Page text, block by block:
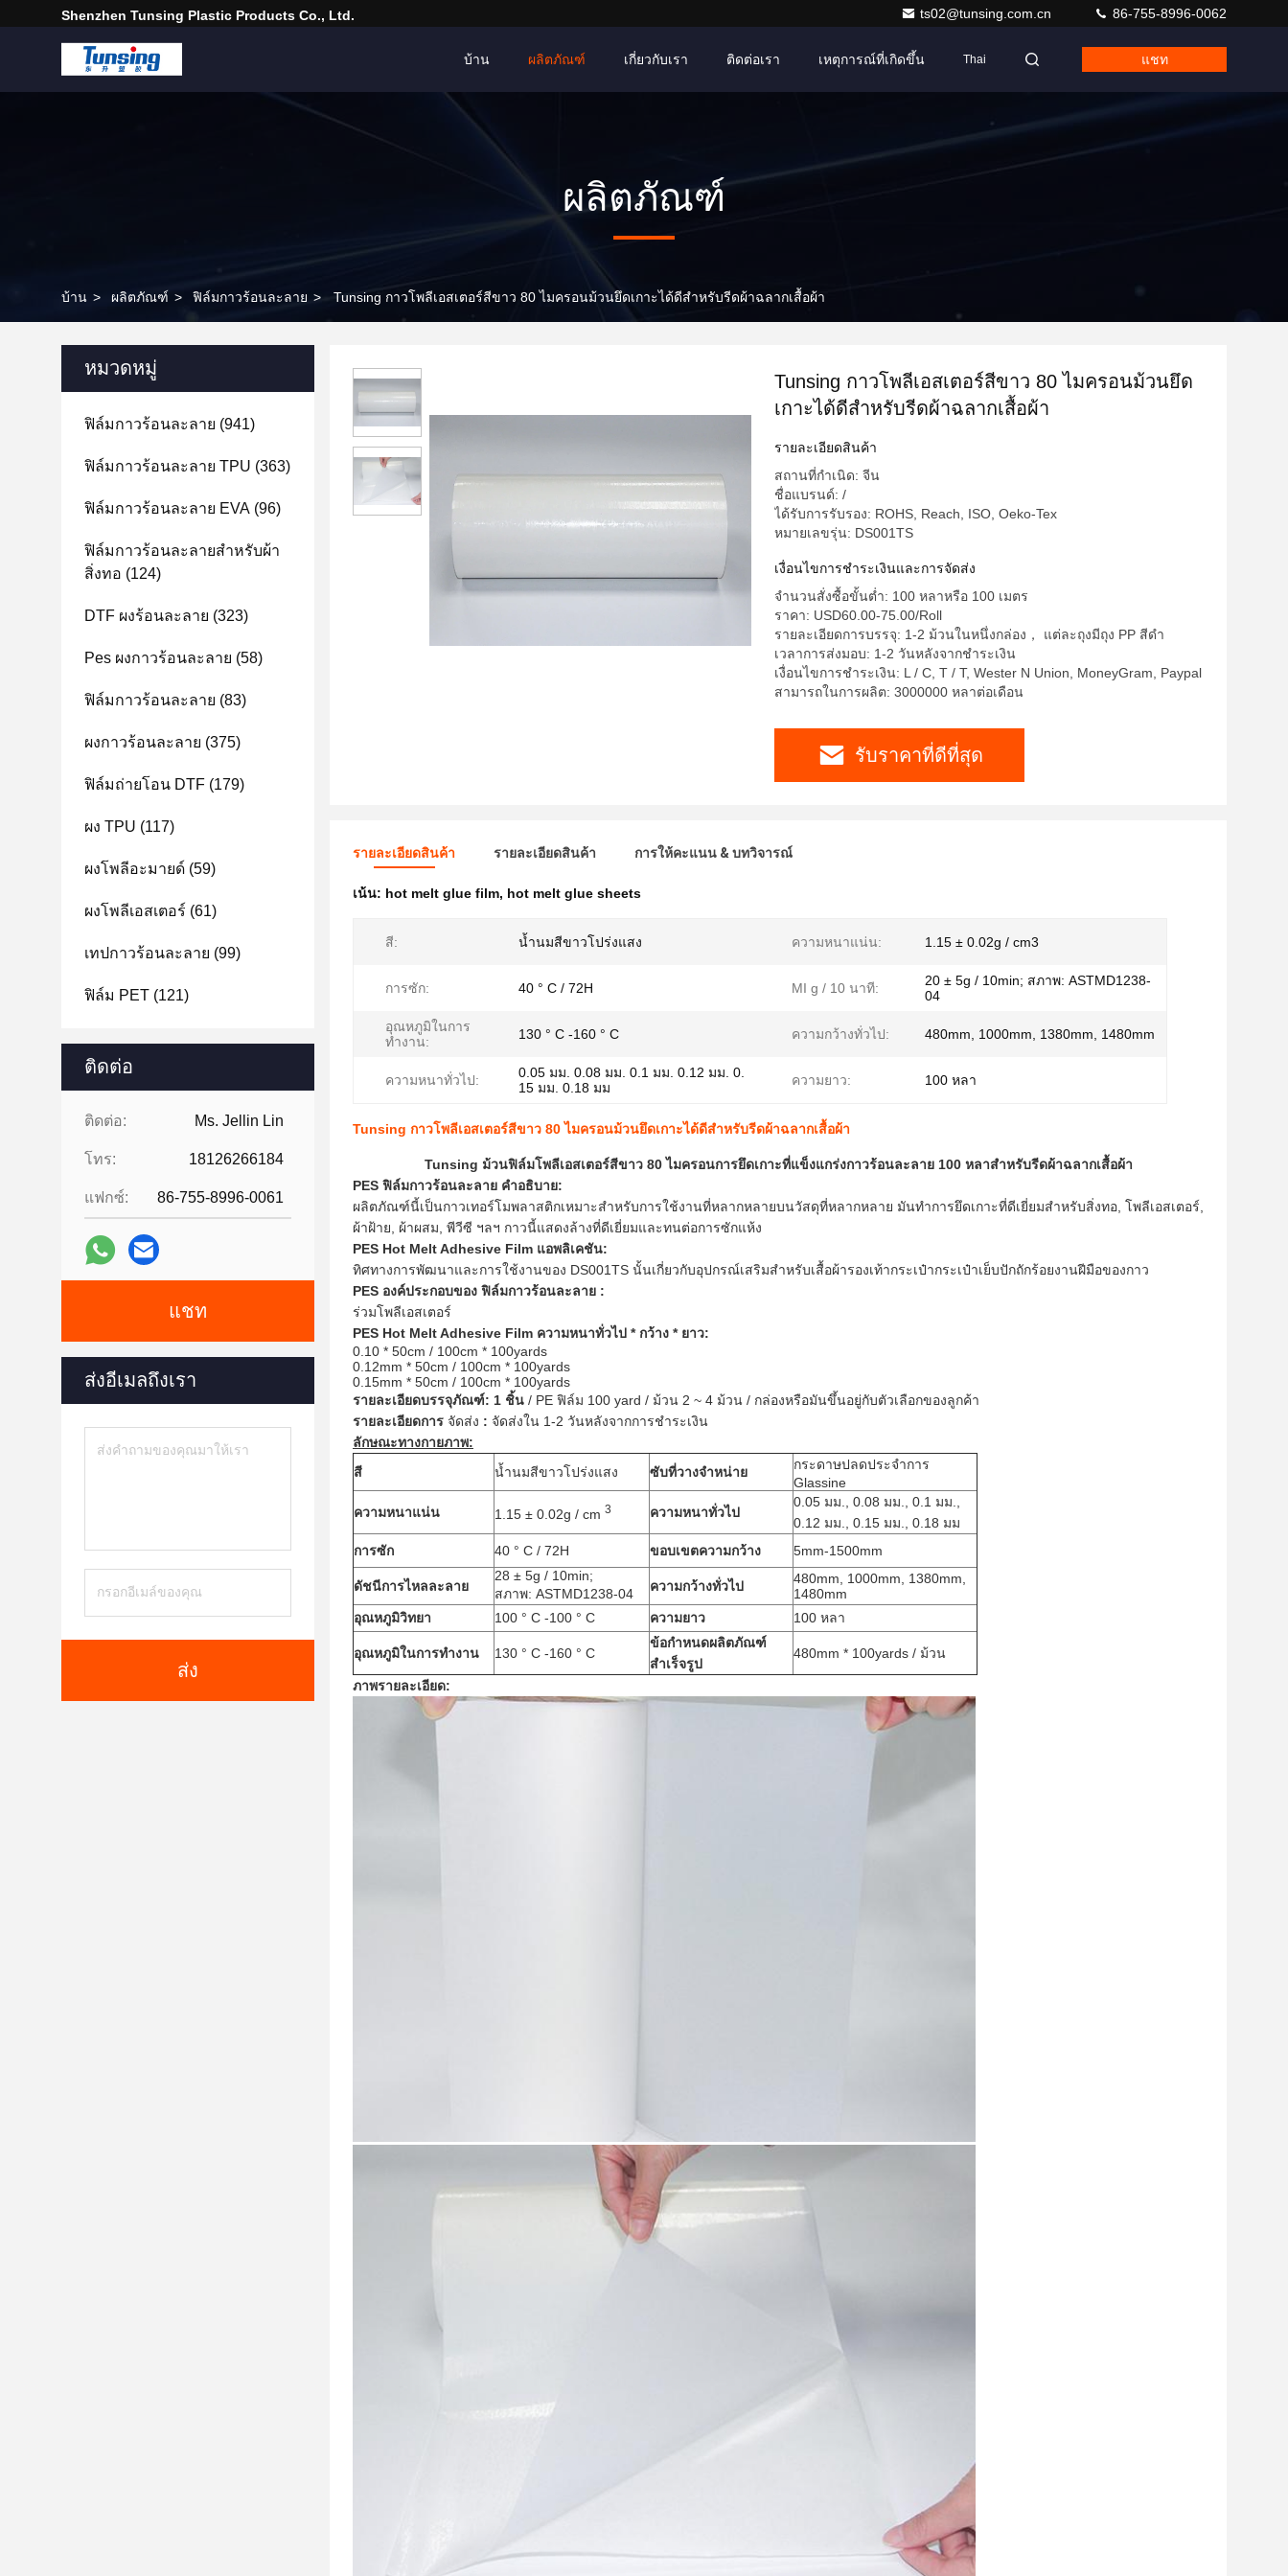
Shenzhen Tunsing Plastic Products Co., Ltd. ts02@tunsing.com.cn 86-755-8996-0062
บ้าน ผลิตภัณฑ์ เกี่ยวกับเรา ติดต่อเรา เหตุการณ์ที่เกิดขึ้น Thai แชท
ผลิตภัณฑ์
บ้าน > ผลิตภัณฑ์ > ฟิล์มกาวร้อนละลาย > Tunsing กาวโพลีเอสเตอร์สีขาว 80 ไมครอนม้วนยึดเกาะได้ดีสำหรับรีดผ้าฉลากเสื้อผ้า
หมวดหมู่
ฟิล์มกาวร้อนละลาย (941)
ฟิล์มกาวร้อนละลาย TPU (363)
ฟิล์มกาวร้อนละลาย EVA (96)
ฟิล์มกาวร้อนละลายสำหรับผ้า
สิ่งทอ (124)
DTF ผงร้อนละลาย (323)
Pes ผงกาวร้อนละลาย (58)
ฟิล์มกาวร้อนละลาย (83)
ผงกาวร้อนละลาย (375)
ฟิล์มถ่ายโอน DTF (179)
ผง TPU (117)
ผงโพลีอะมายด์ (59)
ผงโพลีเอสเตอร์ (61)
เทปกาวร้อนละลาย (99)
ฟิล์ม PET (121)
ติดต่อ
ติดต่อ: Ms. Jellin Lin
โทร: 18126266184
แฟกซ์: 86-755-8996-0061
แชท
ส่งอีเมลถึงเรา
ส่ง
Tunsing กาวโพลีเอสเตอร์สีขาว 80 ไมครอนม้วนยึด
เกาะได้ดีสำหรับรีดผ้าฉลากเสื้อผ้า
รายละเอียดสินค้า
สถานที่กำเนิด: จีน
ชื่อแบรนด์: /
ได้รับการรับรอง: ROHS, Reach, ISO, Oeko-Tex
หมายเลขรุ่น: DS001TS
เงื่อนไขการชำระเงินและการจัดส่ง
จำนวนสั่งซื้อขั้นต่ำ: 100 หลาหรือ 100 เมตร
ราคา: USD60.00-75.00/Roll
รายละเอียดการบรรจุ: 1-2 ม้วนในหนึ่งกล่อง， แต่ละถุงมีถุง PP สีดำ
เวลาการส่งมอบ: 1-2 วันหลังจากชำระเงิน
เงื่อนไขการชำระเงิน: L / C, T / T, Wester N Union, MoneyGram, Paypal
สามารถในการผลิต: 3000000 หลาต่อเดือน
รับราคาที่ดีที่สุด
รายละเอียดสินค้า รายละเอียดสินค้า การให้คะแนน & บทวิจารณ์
เน้น: hot melt glue film, hot melt glue sheets
สี: น้ำนมสีขาวโปร่งแสง ความหนาแน่น: 1.15 ± 0.02g / cm3
การซัก: 40 ° C / 72H MI g / 10 นาที:
20 ± 5g / 10min; สภาพ: ASTMD1238-
04
อุณหภูมิในการ
ทำงาน:
130 ° C -160 ° C ความกว้างทั่วไป: 480mm, 1000mm, 1380mm, 1480mm
ความหนาทั่วไป:
0.05 มม. 0.08 มม. 0.1 มม. 0.12 มม. 0.
15 มม. 0.18 มม
ความยาว: 100 หลา
Tunsing กาวโพลีเอสเตอร์สีขาว 80 ไมครอนม้วนยึดเกาะได้ดีสำหรับรีดผ้าฉลากเสื้อผ้า
Tunsing ม้วนฟิล์มโพลีเอสเตอร์สีขาว 80 ไมครอนการยึดเกาะที่แข็งแกร่งกาวร้อนละลาย 100 หลาสำหรับรีดผ้าฉลากเสื้อผ้า
PES ฟิล์มกาวร้อนละลาย คำอธิบาย:
ผลิตภัณฑ์นี้เป็นกาวเทอร์โมพลาสติกเหมาะสำหรับการใช้งานที่หลากหลายบนวัสดุที่หลากหลาย มันทำการยึดเกาะที่ดีเยี่ยมสำหรับสิ่งทอ, โพลีเอสเตอร์,
ผ้าฝ้าย, ผ้าผสม, พีวีซี ฯลฯ กาวนี้แสดงล้างที่ดีเยี่ยมและทนต่อการซักแห้ง
PES Hot Melt Adhesive Film แอพลิเคชัน:
ทิศทางการพัฒนาและการใช้งานของ DS001TS นั้นเกี่ยวกับอุปกรณ์เสริมสำหรับเสื้อผ้ารองเท้ากระเป๋ากระเป๋าเย็บปักถักร้อยงานฝีมือของกาว
PES องค์ประกอบของ ฟิล์มกาวร้อนละลาย :
ร่วมโพลีเอสเตอร์
PES Hot Melt Adhesive Film ความหนาทั่วไป * กว้าง * ยาว:
0.10 * 50cm / 100cm * 100yards
0.12mm * 50cm / 100cm * 100yards
0.15mm * 50cm / 100cm * 100yards
รายละเอียดบรรจุภัณฑ์: 1 ชิ้น / PE ฟิล์ม 100 yard / ม้วน 2 ~ 4 ม้วน / กล่องหรือมันขึ้นอยู่กับตัวเลือกของลูกค้า
รายละเอียดการ จัดส่ง : จัดส่งใน 1-2 วันหลังจากการชำระเงิน
ลักษณะทางกายภาพ:
สี
น้ำนมสีขาวโปร่งแสง ซับที่วางจำหน่าย
กระดาษปลดประจำการ
Glassine
ความหนาแน่น
1.15 ± 0.02g / cm 3 ความหนาทั่วไป
0.05 มม., 0.08 มม., 0.1 มม.,
0.12 มม., 0.15 มม., 0.18 มม
การซัก
40 ° C / 72H ขอบเขตความกว้าง 5mm-1500mm
ดัชนีการไหลละลาย
28 ± 5g / 10min;
สภาพ: ASTMD1238-04
ความกว้างทั่วไป
480mm, 1000mm, 1380mm,
1480mm
อุณหภูมิวิทยา
100 ° C -100 ° C ความยาว 100 หลา
อุณหภูมิในการทำงาน 130 ° C -160 ° C
ข้อกำหนดผลิตภัณฑ์
สำเร็จรูป
480mm * 100yards / ม้วน
ภาพรายละเอียด: